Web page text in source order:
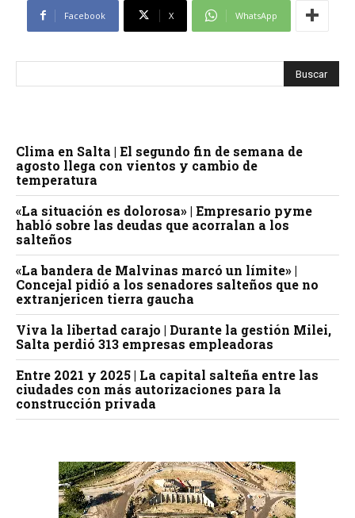
Facebook X WhatsApp
Clima en Salta | El segundo fin de semana de
agosto llega con vientos y cambio de
temperatura
«La situación es dolorosa» | Empresario pyme
habló sobre las deudas que acorralan a los
salteños
«La bandera de Malvinas marcó un límite» |
Concejal pidió a los senadores salteños que no
extranjericen tierra gaucha
Viva la libertad carajo | Durante la gestión Milei,
Salta perdió 313 empresas empleadoras
Entre 2021 y 2025 | La capital salteña entre las
ciudades con más autorizaciones para la
construcción privada